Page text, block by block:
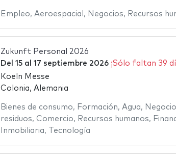
Empleo, Aeroespacial , Negocios, Recursos
Zukunft Personal 2026
Del 15al 17 septiembre 2026 ¡Sólo faltan 39
Koeln Messe
Colonia, Alemania
Bienes de consumo, Formación, Agua,
residuos, Comercio, Recursos humanos,
Inmobiliaria, Tecnología